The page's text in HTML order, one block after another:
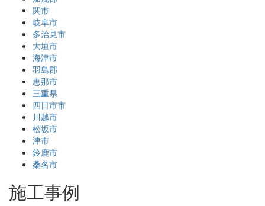
関市
岐阜市
多治見市
大垣市
海津市
羽島郡
恵那市
三重県
四日市市
川越市
松坂市
津市
鈴鹿市
桑名市
施工事例